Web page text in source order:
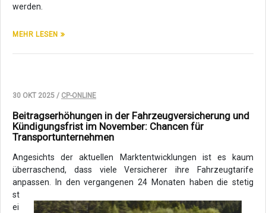
werden.
MEHR LESEN
30 OKT 2025 / CP-ONLINE
Beitragserhöhungen in der Fahrzeugversicherung und
Kündigungsfrist im November: Chancen für
Transportunternehmen
Angesichts der aktuellen Marktentwicklungen ist es kaum
überraschend, dass viele Versicherer ihre Fahrzeugtarife
anpassen.
In den vergangenen 24 Monaten haben die stetig
st
ei